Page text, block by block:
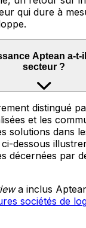
qui dure à
Aptean a-t-
secteur ?
distingué
et les
solutions dans
dessous
décernées par
a inclus
sociétés de